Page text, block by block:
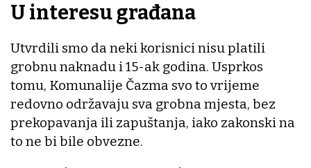
U interesu građana
Utvrdili smo da neki korisnici nisu platili
grobnu naknadu i 15-ak godina. Usprkos
tomu, Komunalije Čazma svo to vrijeme
redovno održavaju sva grobna mjesta, bez
prekopavanja ili zapuštanja, iako zakonski na
to ne bi bile obvezne.